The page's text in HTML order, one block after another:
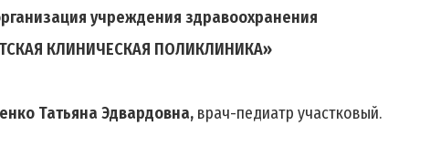
учреждения здравоохранения
КЛИНИЧЕСКАЯ ПОЛИКЛИНИКА»
Татьяна Эдвардовна, врач-педиатр участковый.